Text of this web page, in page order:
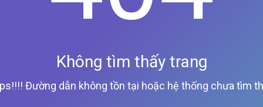
Không tìm thấy trang
Đường dẫn không tồn tại hoặc hệ thống chưa tìm